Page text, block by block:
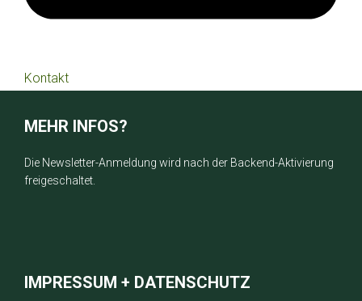
Kontakt
MEHR INFOS?
Die Newsletter-Anmeldung wird nach der Backend-Aktivierung
freigeschaltet.
IMPRESSUM + DATENSCHUTZ